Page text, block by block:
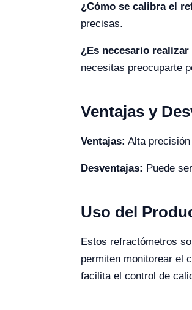
¿Cómo se calibra el
precisas.
¿Es necesario
necesitas preocuparte
Ventajas y
Ventajas: Alta
Desventajas: Puede
Uso del
Estos refractómetros
permiten monitorear el
facilita el control de